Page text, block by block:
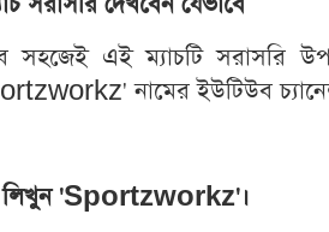
সহজেই এই ম্যাচটি সরাসরি
নামের ইউটিউব
লিখুন 'Sportzworkz'।